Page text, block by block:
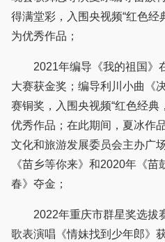
得满堂彩，入围央视频“红色经
为优秀作品；
2021年编导《我的祖国》
大赛获金奖；编导利川小曲《
赛铜奖，入围央视频“红色经典
优秀作品；在此期间，夏冰作
文化和旅游发展委员会主办广
《苗乡等你来》和2020年《
春》夺金；
2022年重庆市群星奖选拔
歌表演唱《情妹找到少年郎》